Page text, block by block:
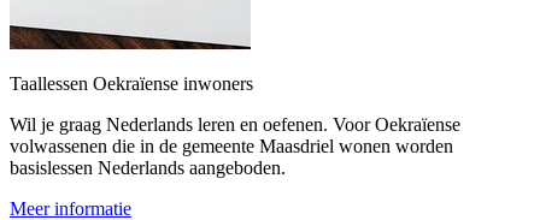
Taallessen Oekraïense inwoners
Wil je graag Nederlands leren en oefenen. Voor Oekraïense
volwassenen die in de gemeente Maasdriel wonen worden
basislessen Nederlands aangeboden.
Meer informatie